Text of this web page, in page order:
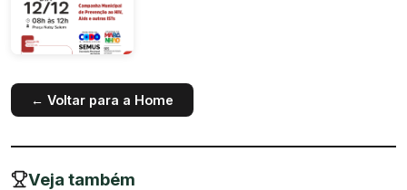
← Voltar para a Home
Veja também